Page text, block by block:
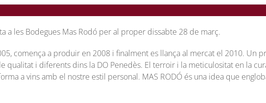
a les Bodegues Mas Rodó per al proper dissabte 28 de març.
comença a produir en 2008 i finalment es llança al mercat el 2010. Un
i diferents dins la DO Penedès. El terroir i la meticulositat en la
a vins amb el nostre estil personal. MAS RODÓ és una idea que